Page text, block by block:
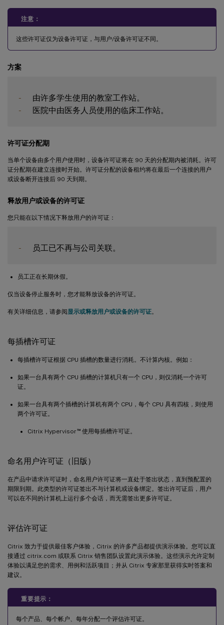
注意：
这些许可证仅为设备许可证，与用户/设备许可证不同。
方案
-
-
许可证分配期
当单个设备由多个用户使用时，设备许可证将在 90 天的分配期内被消耗。许可
证分配期在建立连接时开始。许可证分配的设备租约将在最后一个连接的用户
或设备断开连接后 90 天到期。
释放用户或设备的许可证
您只能在以下情况下释放用户的许可证：
-
员工正在长期休假。
仅当设备停止服务时，您才能释放设备的许可证。
有关详细信息，请参阅显示或释放用户或设备的许可证。
每插槽许可证
每插槽许可证根据 CPU 插槽的数量进行消耗。不计算内核。例如：
如果一台具有两个 CPU 插槽的计算机只有一个 CPU，则仅消耗一个许可
证。
如果一台具有两个插槽的计算机有两个 CPU，每个 CPU 具有四核，则使用
两个许可证。
Citrix Hypervisor™使用每插槽许可证。
命名用户许可证（旧版）
在产品中请求许可证时，命名用户许可证将一直处于签出状态，直到预配置的
期限到期。此类型的许可证签出不与计算机或设备绑定。签出许可证后，用户
可以在不同的计算机上运行多个会话，而无需签出更多许可证。
评估许可证
Citrix 致力于提供最佳客户体验，Citrix 的许多产品都提供演示体验。您可以直
接通过 citrix.com 或联系 Citrix 销售团队设置此演示体验。这些演示允许定制
体验以满足您的需求、用例和活跃项目；并从 Citrix 专家那里获得实时答案和
建议。
重要提示：
每个产品、每个帐户、每年分配一个评估许可证。